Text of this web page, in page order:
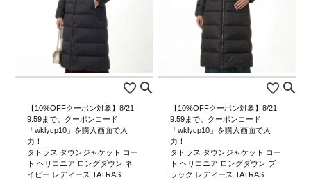
【10%OFFクーポン対象】8/21
9:59まで。クーポンコード
「wklycp10」を購入画面で入
力！
タトラス ダウンジャケット コー
ト ヘリコニア ロングダウン ネ
イビー レディース TATRAS
【10%OFFクーポン対象】8/21
9:59まで。クーポンコード
「wklycp10」を購入画面で入
力！
タトラス ダウンジャケット コー
ト ヘリコニア ロングダウン ブ
ラック レディース TATRAS